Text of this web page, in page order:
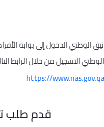
الوطني الدخول إلى بوابة
التسجيل من خلال الرابط
https://
قدم طلب